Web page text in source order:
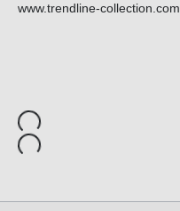
www.trendline-collection.com